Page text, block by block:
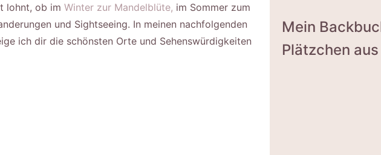
lohnt, ob im Winter zur Mandelblüte, im Sommer zum
und Sightseeing. In meinen nachfolgenden
ich dir die schönsten Orte und Sehenswürdigkeiten
Mein
Plätzchen